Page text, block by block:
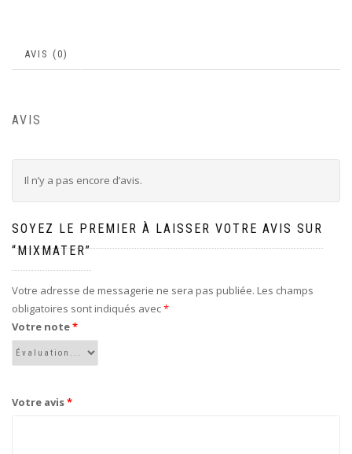
AVIS (0)
AVIS
Il n’y a pas encore d’avis.
SOYEZ LE PREMIER À LAISSER VOTRE AVIS SUR
“MIXMATER”
Votre adresse de messagerie ne sera pas publiée. Les champs
obligatoires sont indiqués avec*
Votre note*
Votre avis*